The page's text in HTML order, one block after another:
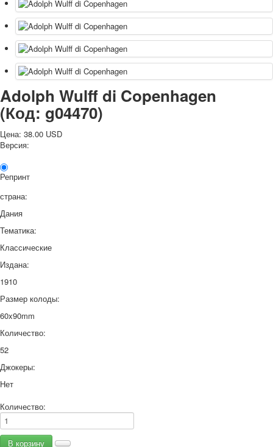
Ссылки
Наше видео
доставка
Избранное
Adolph Wulff di Copenhagen
(Код: g04470)
Цена: 38.00 USD
Версия:
Репринт
страна:
Дания
Тематика:
Классические
Издана:
1910
Размер колоды:
60x90mm
Количество:
52
Джокеры:
Нет
Количество: